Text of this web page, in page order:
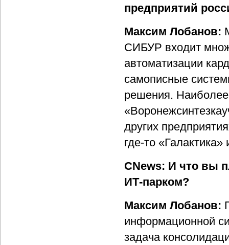
предприятий
Максим Лобанов:
СИБУР входит
автоматизации
самописные
решения.
других
где-то
CNews: И что вы
ИТ-парком?
Максим Лобанов:
информационной
задача